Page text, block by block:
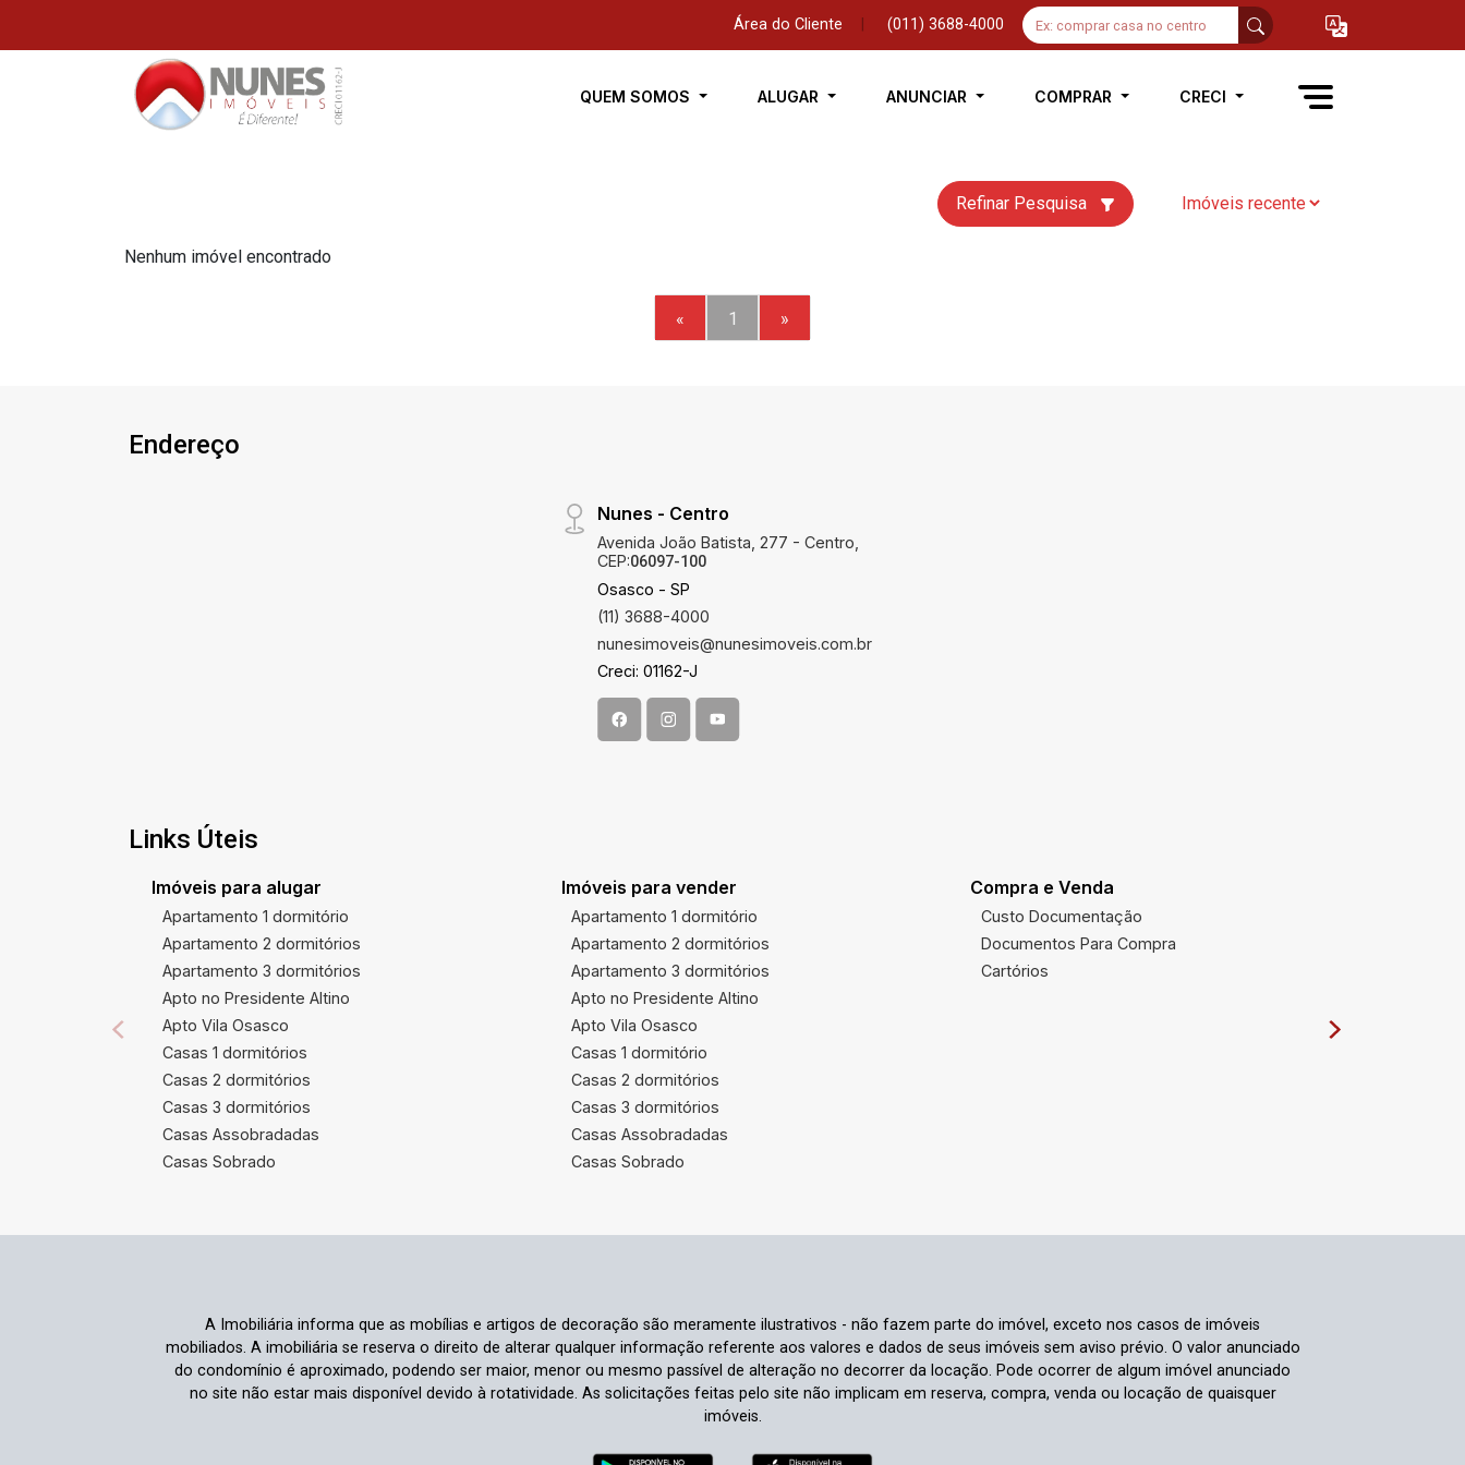
Área do Cliente (011) 3688-4000
QUEM SOMOS ALUGAR ANUNCIAR COMPRAR CRECI
Refinar Pesquisa
Nenhum imóvel encontrado
« 1 »
Endereço
Nunes - Centro
Avenida João Batista, 277 - Centro,
CEP:06097-100
Osasco - SP
(11) 3688-4000
nunesimoveis@nunesimoveis.com.br
Creci: 01162-J
Links Úteis
Imóveis para alugar
Apartamento 1 dormitório
Apartamento 2 dormitórios
Apartamento 3 dormitórios
Apto no Presidente Altino
Apto Vila Osasco
Casas 1 dormitórios
Casas 2 dormitórios
Casas 3 dormitórios
Casas Assobradadas
Casas Sobrado
Imóveis para vender
Apartamento 1 dormitório
Apartamento 2 dormitórios
Apartamento 3 dormitórios
Apto no Presidente Altino
Apto Vila Osasco
Casas 1 dormitório
Casas 2 dormitórios
Casas 3 dormitórios
Casas Assobradadas
Casas Sobrado
Compra e Venda
Custo Documentação
Documentos Para Compra
Cartórios
A Imobiliária informa que as mobílias e artigos de decoração são meramente ilustrativos - não fazem parte do imóvel, exceto nos casos de imóveis
mobiliados. A imobiliária se reserva o direito de alterar qualquer informação referente aos valores e dados de seus imóveis sem aviso prévio. O valor anunciado
do condomínio é aproximado, podendo ser maior, menor ou mesmo passível de alteração no decorrer da locação. Pode ocorrer de algum imóvel anunciado
no site não estar mais disponível devido à rotatividade. As solicitações feitas pelo site não implicam em reserva, compra, venda ou locação de quaisquer
imóveis.